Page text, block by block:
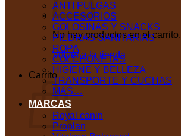
No hay productos en el carrito.
Volver a la tienda
Carrito
ANTI PULGAS
ACCESORIOS
GOLOSINAS Y SNACKS
PIEDRAS SANITARIAS
ROPA
COLCHONETAS
HIGIENE Y BELLEZA
TRANSPORTE Y CUCHAS
MAS…
MARCAS
Royal canin
Proplan